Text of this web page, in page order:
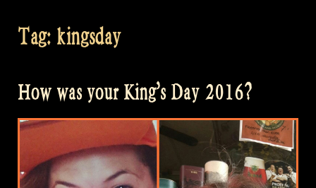
Tag: kingsday
How was your King’s Day 2016?